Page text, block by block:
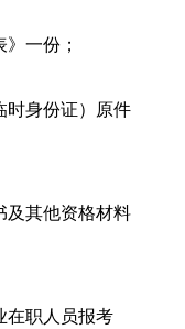
一份；
时身份证）原件
及其他资格材料
在职人员报考